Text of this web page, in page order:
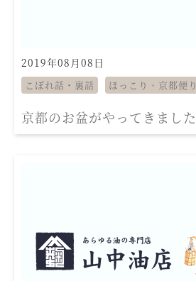
2019年08月08日
こぼれ話・裏話 ほっこり、京都便り
京都のお盆がやってきました